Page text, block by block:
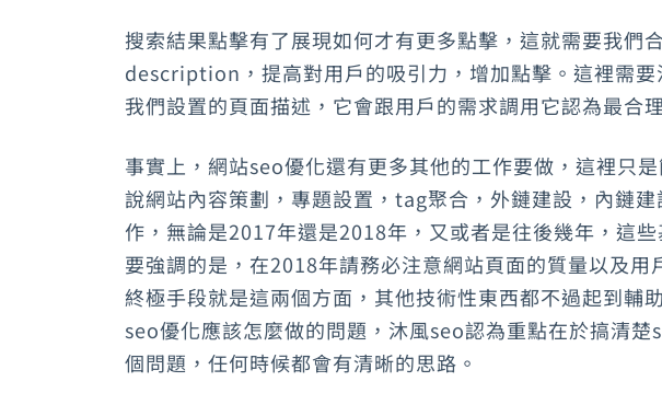
搜索結果點擊有了展現如何才有更多點擊，這就需要我們
description，提高對用戶的吸引力，增加點擊。這裡需要
我們設置的頁面描述，它會跟用戶的需求調用它認為最合
事實上，網站seo優化還有更多其他的工作要做，這裡只
說網站內容策劃，專題設置，tag聚合，外鏈建設，內鏈
作，無論是2017年還是2018年，又或者是往後幾年，這
要強調的是，在2018年請務必注意網站頁面的質量以及
終極手段就是這兩個方面，其他技術性東西都不過起到輔
seo優化應該怎麼做的問題，沐風seo認為重點在於搞清
個問題，任何時候都會有清晰的思路。